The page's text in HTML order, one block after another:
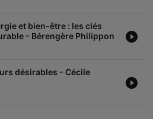
et bien-être : les clés
- Bérengère Philippon
désirables - Cécile